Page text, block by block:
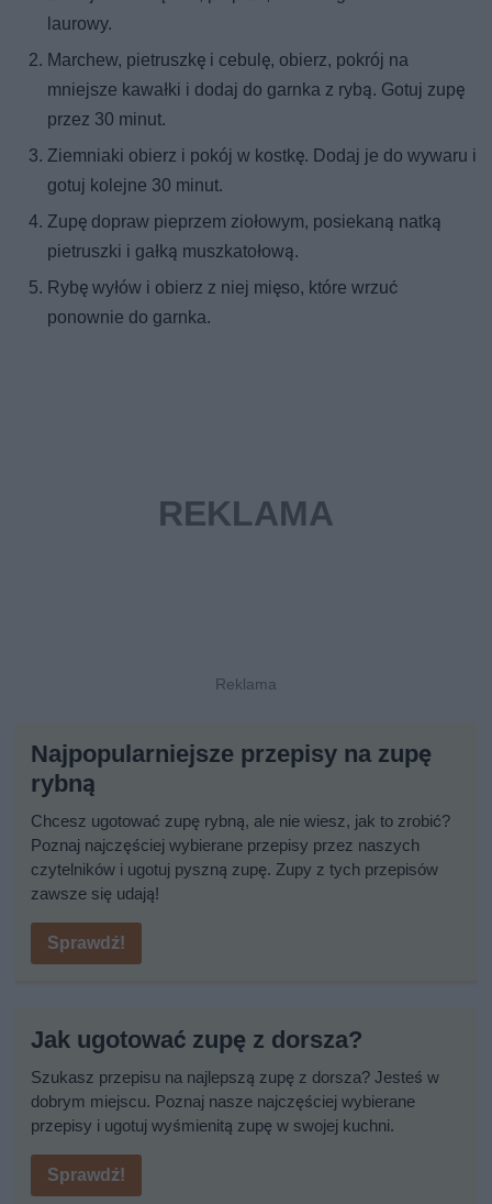
laurowy.
Marchew, pietruszkę i cebulę, obierz, pokrój na
mniejsze kawałki i dodaj do garnka z rybą. Gotuj zupę
przez 30 minut.
Ziemniaki obierz i pokój w kostkę. Dodaj je do wywaru i
gotuj kolejne 30 minut.
Zupę dopraw pieprzem ziołowym, posiekaną natką
pietruszki i gałką muszkatołową.
Rybę wyłów i obierz z niej mięso, które wrzuć
ponownie do garnka.
Najpopularniejsze przepisy na zupę
rybną
Chcesz ugotować zupę rybną, ale nie wiesz, jak to zrobić?
Poznaj najczęściej wybierane przepisy przez naszych
czytelników i ugotuj pyszną zupę. Zupy z tych przepisów
zawsze się udają!
Sprawdź!
Jak ugotować zupę z dorsza?
Szukasz przepisu na najlepszą zupę z dorsza? Jesteś w
dobrym miejscu. Poznaj nasze najczęściej wybierane
przepisy i ugotuj wyśmienitą zupę w swojej kuchni.
Sprawdź!